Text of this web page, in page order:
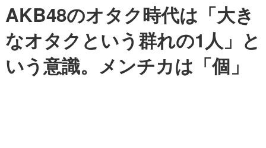
AKB48のオタク時代は「大き
なオタクという群れの1人」と
いう意識。メンチカは「個」